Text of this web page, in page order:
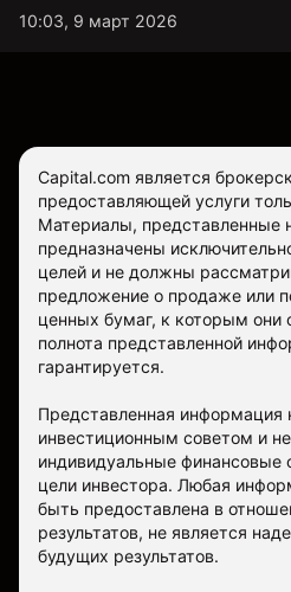
10:03, 9 март 2026
Capital.com является
предоставляющей услуги
Материалы, представленные
предназначены
целей и не должны
предложение о продаже или
ценных бумаг, к которым они
полнота представленной
гарантируется.
Представленная информация
инвестиционным советом и
индивидуальные финансовые
цели инвестора. Любая
быть предоставлена в
результатов, не является
будущих результатов.